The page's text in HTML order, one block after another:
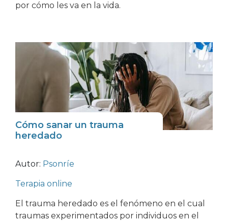
por cómo les va en la vida.
Cómo sanar un trauma
heredado
Autor: Psonríe
Terapia online
El trauma heredado es el fenómeno en el cual
traumas experimentados por individuos en el